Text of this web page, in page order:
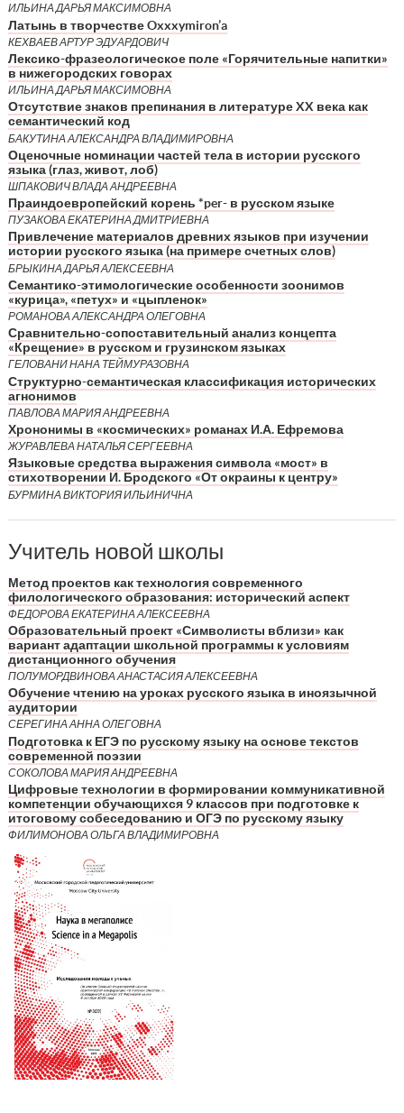
ИЛЬИНА ДАРЬЯ МАКСИМОВНА
Латынь в творчестве Oxxxymiron’a
КЕХВАЕВ АРТУР ЭДУАРДОВИЧ
Лексико-фразеологическое поле «Горячительные напитки»
в нижегородских говорах
ИЛЬИНА ДАРЬЯ МАКСИМОВНА
Отсутствие знаков препинания в литературе XX века как
семантический код
БАКУТИНА АЛЕКСАНДРА ВЛАДИМИРОВНА
Оценочные номинации частей тела в истории русского
языка (глаз, живот, лоб)
ШПАКОВИЧ ВЛАДА АНДРЕЕВНА
Праиндоевропейский корень *per- в русском языке
ПУЗАКОВА ЕКАТЕРИНА ДМИТРИЕВНА
Привлечение материалов древних языков при изучении
истории русского языка (на примере счетных слов)
БРЫКИНА ДАРЬЯ АЛЕКСЕЕВНА
Семантико-этимологические особенности зоонимов
«курица», «петух» и «цыпленок»
РОМАНОВА АЛЕКСАНДРА ОЛЕГОВНА
Сравнительно-сопоставительный анализ концепта
«Крещение» в русском и грузинском языках
ГЕЛОВАНИ НАНА ТЕЙМУРАЗОВНА
Структурно-семантическая классификация исторических
агнонимов
ПАВЛОВА МАРИЯ АНДРЕЕВНА
Хрононимы в «космических» романах И.А. Ефремова
ЖУРАВЛЕВА НАТАЛЬЯ СЕРГЕЕВНА
Языковые средства выражения символа «мост» в
стихотворении И. Бродского «От окраины к центру»
БУРМИНА ВИКТОРИЯ ИЛЬИНИЧНА
Учитель новой школы
Метод проектов как технология современного
филологического образования: исторический аспект
ФЕДОРОВА ЕКАТЕРИНА АЛЕКСЕЕВНА
Образовательный проект «Символисты вблизи» как
вариант адаптации школьной программы к условиям
дистанционного обучения
ПОЛУМОРДВИНОВА АНАСТАСИЯ АЛЕКСЕЕВНА
Обучение чтению на уроках русского языка в иноязычной
аудитории
СЕРЕГИНА АННА ОЛЕГОВНА
Подготовка к ЕГЭ по русскому языку на основе текстов
современной поэзии
СОКОЛОВА МАРИЯ АНДРЕЕВНА
Цифровые технологии в формировании коммуникативной
компетенции обучающихся 9 классов при подготовке к
итоговому собеседованию и ОГЭ по русскому языку
ФИЛИМОНОВА ОЛЬГА ВЛАДИМИРОВНА